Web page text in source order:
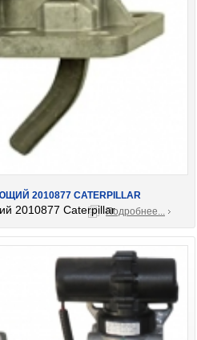
2010877 CATERPILLAR
2010877 CaterpillarПодробнее...